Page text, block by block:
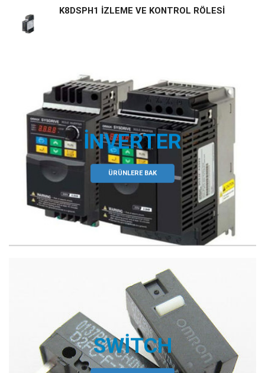
K8DSPH1 İZLEME VE KONTROL RÖLESİ
İNVERTER
ÜRÜNLERE BAK
SWITCH